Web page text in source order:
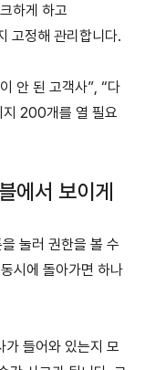
하게 하고
고정해 관리합니다.
안 된 고객사”, “다
지 200개를 열 필요
에서 보이게
눌러 권한을 볼 수
시에 돌아가면 하나
가 들어와 있는지 모